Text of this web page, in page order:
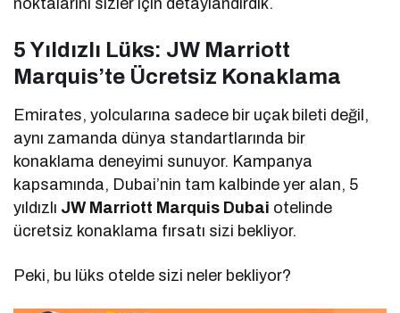
noktalarını sizler için detaylandırdık.
5 Yıldızlı Lüks: JW Marriott
Marquis’te Ücretsiz Konaklama
Emirates, yolcularına sadece bir uçak bileti değil,
aynı zamanda dünya standartlarında bir
konaklama deneyimi sunuyor. Kampanya
kapsamında, Dubai’nin tam kalbinde yer alan, 5
yıldızlı JW Marriott Marquis Dubai otelinde
ücretsiz konaklama fırsatı sizi bekliyor.
Peki, bu lüks otelde sizi neler bekliyor?